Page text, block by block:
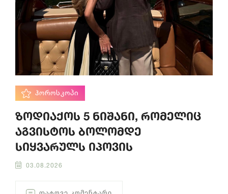
ᲰᲝᲠᲝᲡᲙᲝᲞᲘ
ზოდიაქოს 5 ნიშანი, რომელიც
აგვისტოს ბოლომდე
სიყვარულს იპოვის
03.08.2026
ᲓᲐᲢᲝᲕᲔ ᲙᲝᲛᲔᲜᲢᲐᲠᲘ